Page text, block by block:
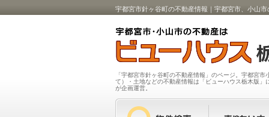
宇都宮市針ヶ谷町の不動産情報｜宇都宮市、小山
「宇都宮市針ヶ谷町の不動産情報」のページ。宇都宮
て）・土地などの不動産情報は「ビューハウス栃木版」
が企画運営。